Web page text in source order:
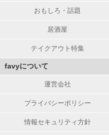
おもしろ・話題
居酒屋
テイクアウト特集
favyについて
運営会社
プライバシーポリシー
情報セキュリティ方針